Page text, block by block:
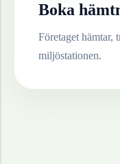
Boka
Företaget hämtar,
miljöstationen.